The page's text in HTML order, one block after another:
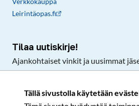
Tällä sivustolla käytetään
Leirintäopas.fi
Tilaa uutiskirje!
Ajankohtaiset vinkit ja uusimmat